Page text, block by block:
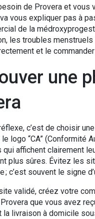
de Provera et vous
vous expliquer pas à
de la
les troubles
et le
une
c’est de choisir
logo “CA” (Conformité
affichent clairement
plus sûres. Évitez les
; c’est souvent le signe
validé, créez votre
que vous avez
livraison à domicile